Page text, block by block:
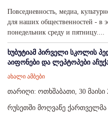
Повседневность, медиа,
для наших общественностей - в
понедельник среду и пятницу....
ხუბუტიამ პირველი სკოლის
აიფონები და ლეპტოპები
ახალი ამბები
თარიღი: ოთხშაბათი, 30 მაისი
რუსეთში მოღვაწე ქართველმა